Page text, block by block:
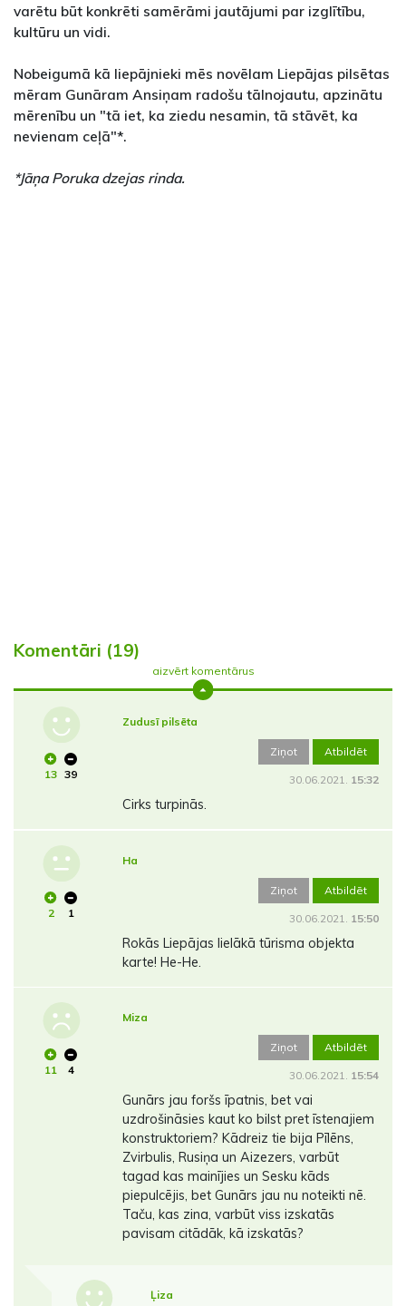
varētu būt konkrēti samērāmi jautājumi par izglītību,
kultūru un vidi.
Nobeigumā kā liepājnieki mēs novēlam Liepājas pilsētas
mēram Gunāram Ansiņam radošu tālnojautu, apzinātu
mērenību un "tā iet, ka ziedu nesamin, tā stāvēt, ka
nevienam ceļā"*.
*Jāņa Poruka dzejas rinda.
Komentāri (19)
aizvērt komentārus
13 39
Zudusī pilsēta
Ziņot Atbildēt
30.06.2021. 15:32
Cirks turpinās.
2 1
Ha
Ziņot Atbildēt
30.06.2021. 15:50
Rokās Liepājas lielākā tūrisma objekta
karte! He-He.
11 4
Miza
Ziņot Atbildēt
30.06.2021. 15:54
Gunārs jau foršs īpatnis, bet vai
uzdrošināsies kaut ko bilst pret īstenajiem
konstruktoriem? Kādreiz tie bija Pīlēns,
Zvirbulis, Rusiņa un Aizezers, varbūt
tagad kas mainījies un Sesku kāds
piepulcējis, bet Gunārs jau nu noteikti nē.
Taču, kas zina, varbūt viss izskatās
pavisam citādāk, kā izskatās?
Ļiza